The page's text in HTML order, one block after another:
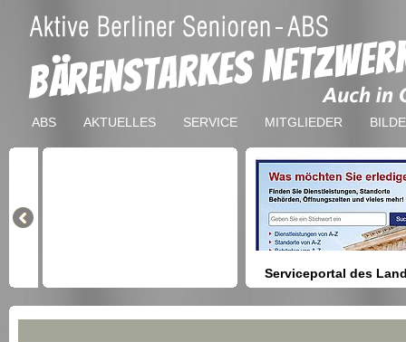
ABS AKTUELLES SERVICE MITGLIEDER
Serviceportal des
Berlin